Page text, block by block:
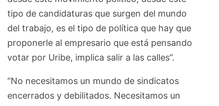
tipo de candidaturas que surgen del mundo
del trabajo, es el tipo de política que hay que
proponerle al empresario que está pensando
votar por Uribe, implica salir a las calles”.
“No necesitamos un mundo de sindicatos
encerrados y debilitados. Necesitamos un